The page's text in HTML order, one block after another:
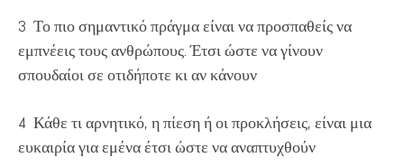
3 Το πιο σημαντικό πράγμα είναι να προσπαθείς να
εμπνέεις τους ανθρώπους. Έτσι ώστε να γίνουν
σπουδαίοι σε οτιδήποτε κι αν κάνουν
4 Κάθε τι αρνητικό, η πίεση ή οι προκλήσεις, είναι μια
ευκαιρία για εμένα έτσι ώστε να αναπτυχθούν